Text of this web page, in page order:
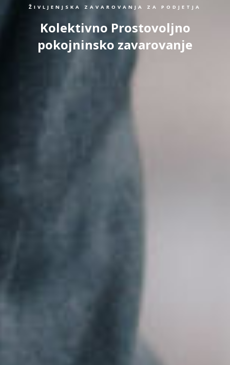
ŽIVLJENJSKA ZAVAROVANJA ZA PODJETJA
Kolektivno Prostovoljno
pokojninsko zavarovanje